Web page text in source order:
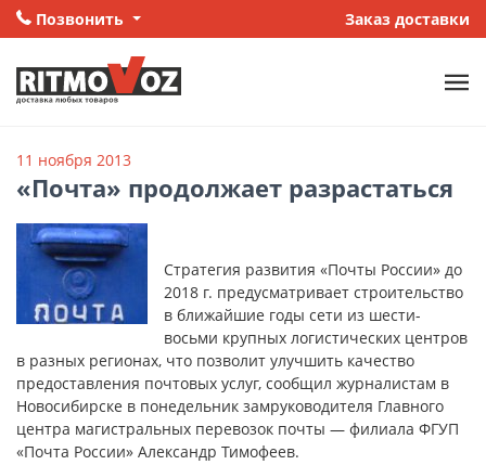
Позвонить Заказ доставки
11 ноября 2013
«Почта» продолжает разрастаться
Стратегия развития «Почты России» до
2018 г. предусматривает строительство
в ближайшие годы сети из шести-
восьми крупных логистических центров
в разных регионах, что позволит улучшить качество
предоставления почтовых услуг, сообщил журналистам в
Новосибирске в понедельник замруководителя Главного
центра магистральных перевозок почты — филиала ФГУП
«Почта России» Александр Тимофеев.